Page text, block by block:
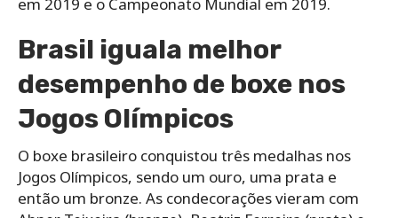
Brasil iguala melhor
desempenho de boxe nos
Jogos Olímpicos
O boxe brasileiro conquistou três medalhas nos
Jogos Olímpicos, sendo um ouro, uma prata e
então um bronze. As condecorações vieram com